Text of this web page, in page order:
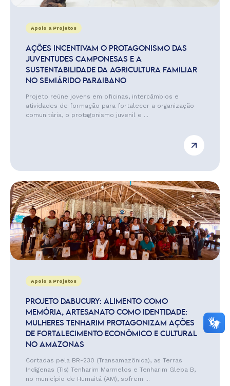
Apoio a Projetos
AÇÕES INCENTIVAM O PROTAGONISMO DAS
JUVENTUDES CAMPONESAS E A
SUSTENTABILIDADE DA AGRICULTURA FAMILIAR
NO SEMIÁRIDO PARAIBANO
Projeto reúne jovens em oficinas, intercâmbios e
atividades de formação para fortalecer a organização
comunitária, o protagonismo juvenil e ...
Apoio a Projetos
PROJETO DABUCURY: ALIMENTO COMO
MEMÓRIA, ARTESANATO COMO IDENTIDADE:
MULHERES TENHARIM PROTAGONIZAM AÇÕES
DE FORTALECIMENTO ECONÔMICO E CULTURAL
NO AMAZONAS
Cortadas pela BR-230 (Transamazônica), as Terras
Indígenas (TIs) Tenharim Marmelos e Tenharim Gleba B,
no município de Humaitá (AM), sofrem ...